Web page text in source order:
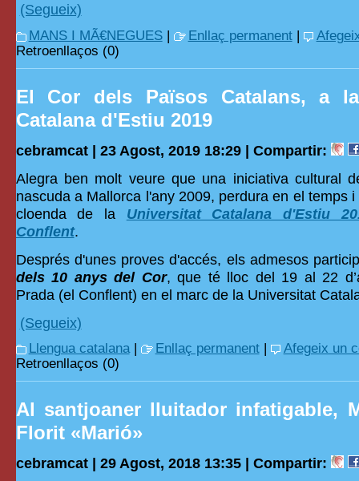
(Segueix)
MANS I MÃ€NEGUES| Enllaç permanent|
Retroenllaços (0)
El Cor dels Països Catalans, a
Catalana d'Estiu 2019
cebramcat | 23 Agost, 2019 18:29 | Compartir:
Alegra ben molt veure que una iniciativa cultural
nascuda a Mallorca l'any 2009, perdura en el temps
cloenda de la Universitat Catalana d'Estiu
Conflent.
Després d'unes proves d'accés, els admesos
dels 10 anys del Cor, que té lloc del 19 al 22
Prada (el Conflent) en el marc de la Universitat
(Segueix)
Llengua catalana| Enllaç permanent|
Afegeix un
Retroenllaços (0)
Al santjoaner lluitador infatigable,
Florit «Marió»
cebramcat | 29 Agost, 2018 13:35 | Compartir: